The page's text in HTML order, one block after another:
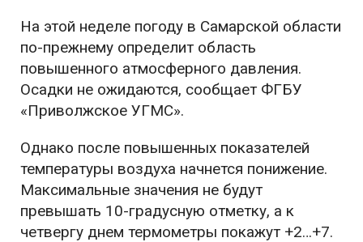
На этой неделе погоду в Самарской области
по-прежнему определит область
повышенного атмосферного давления.
Осадки не ожидаются, сообщает ФГБУ
«Приволжское УГМС».
Однако после повышенных показателей
температуры воздуха начнется понижение.
Максимальные значения не будут
превышать 10-градусную отметку, а к
четвергу днем термометры покажут +2…+7.